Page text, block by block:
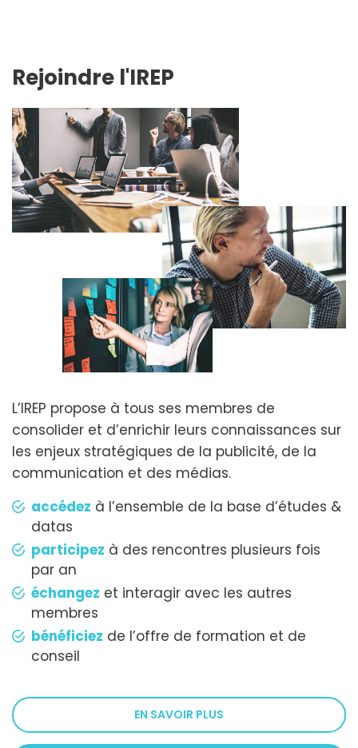
Rejoindre l'IREP
L’IREP propose à tous ses membres de
consolider et d’enrichir leurs connaissances sur
les enjeux stratégiques de la publicité, de la
communication et des médias.
accédez à l’ensemble de la base d’études &
datas
participez à des rencontres plusieurs fois
par an
échangez et interagir avec les autres
membres
bénéficiez de l’offre de formation et de
conseil
EN SAVOIR PLUS